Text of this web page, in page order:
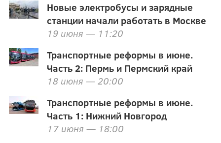
Новые электробусы и зарядные
станции начали работать в Москве
19 июня — 11:20
Транспортные реформы в июне.
Часть 2: Пермь и Пермский край
18 июня — 20:00
Транспортные реформы в июне.
Часть 1: Нижний Новгород
17 июня — 18:00